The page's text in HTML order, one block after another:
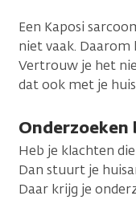
Een Kaposi
niet vaak. Daarom
Vertrouw je het
dat ook met je
Onderzoeken
Heb je klachten
Dan stuurt je
Daar krijg je